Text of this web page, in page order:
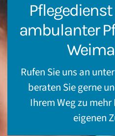
ambulanter
Rufen Sie uns an unter
beraten Sie gerne
Ihrem Weg zu
eigenen